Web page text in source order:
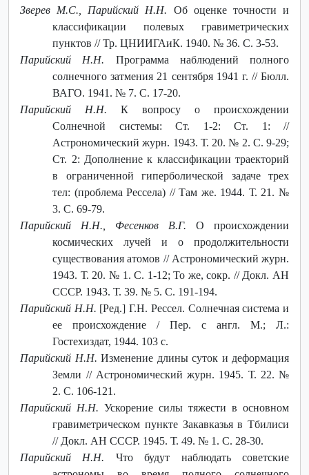
Зверев М.С., Парийский Н.Н. Об оценке точности и
классификации полевых гравиметрических
пунктов // Тр. ЦНИИГАиК. 1940. № 36. С. 3-53.
Парийский Н.Н. Программа наблюдений полного
солнечного затмения 21 сентября 1941 г. // Бюлл.
ВАГО. 1941. № 7. С. 17-20.
Парийский Н.Н. К вопросу о происхождении
Солнечной системы: Ст. 1-2: Ст. 1: //
Астрономический журн. 1943. Т. 20. № 2. С. 9-29;
Ст. 2: Дополнение к классификации траекторий
в ограниченной гиперболической задаче трех
тел: (проблема Рессела) // Там же. 1944. Т. 21. №
3. С. 69-79.
Парийский Н.Н., Фесенков В.Г. О происхождении
космических лучей и о продолжительности
существования атомов // Астрономический журн.
1943. Т. 20. № 1. С. 1-12; То же, сокр. // Докл. АН
СССР. 1943. Т. 39. № 5. С. 191-194.
Парийский Н.Н. [Ред.] Г.Н. Рессел. Солнечная система и
ее происхождение / Пер. с англ. М.; Л.:
Гостехиздат, 1944. 103 с.
Парийский Н.Н. Изменение длины суток и деформация
Земли // Астрономический журн. 1945. Т. 22. №
2. С. 106-121.
Парийский Н.Н. Ускорение силы тяжести в основном
гравиметрическом пункте Закавказья в Тбилиси
// Докл. АН СССР. 1945. Т. 49. № 1. С. 28-30.
Парийский Н.Н. Что будут наблюдать советские